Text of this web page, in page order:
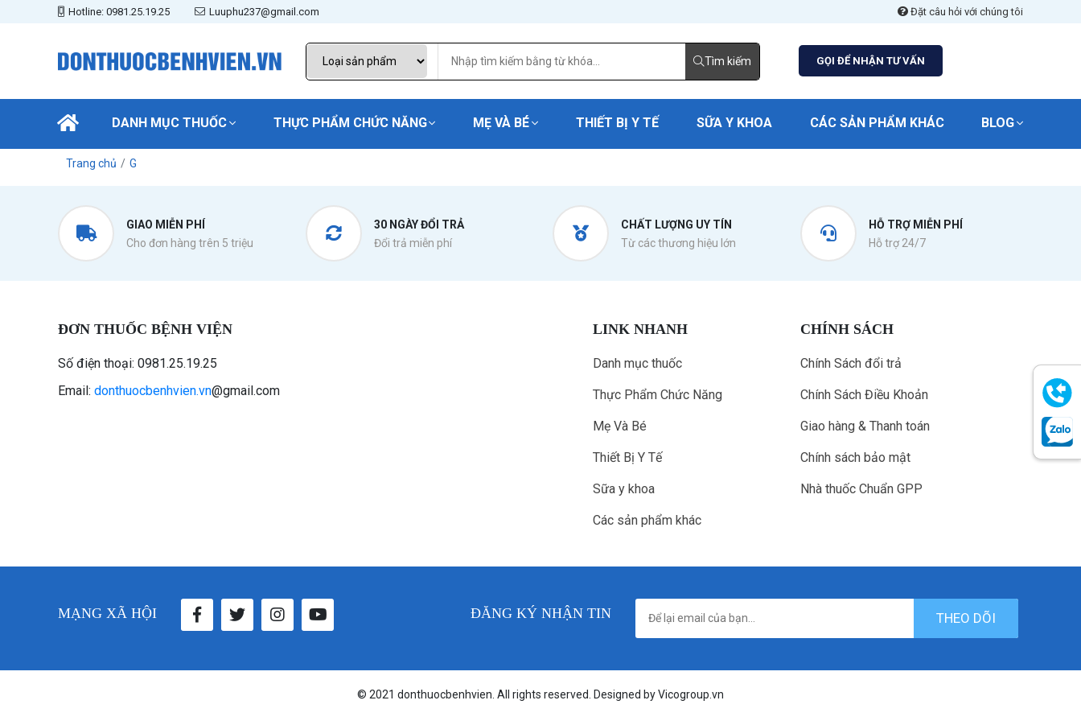
Hotline: 0981.25.19.25 Luuphu237@gmail.com Đặt câu hỏi với chúng tôi
Tìm kiếm GỌI ĐỂ NHẬN TƯ VẤN
DANH MỤC THUỐC THỰC PHẨM CHỨC NĂNG MẸ VÀ BÉ THIẾT BỊ Y TẾ SỮA Y KHOA CÁC SẢN PHẨM KHÁC BLOG
Trang chủ G
GIAO MIỄN PHÍ
Cho đơn hàng trên 5 triệu
30 NGÀY ĐỔI TRẢ
Đổi trả miễn phí
CHẤT LƯỢNG UY TÍN
Từ các thương hiệu lớn
HỖ TRỢ MIỄN PHÍ
Hỗ trợ 24/7
ĐƠN THUỐC BỆNH VIỆN
Số điện thoại: 0981.25.19.25
Email: donthuocbenhvien.vn@gmail.com
LINK NHANH
Danh mục thuốc
Thực Phẩm Chức Năng
Mẹ Và Bé
Thiết Bị Y Tế
Sữa y khoa
Các sản phẩm khác
CHÍNH SÁCH
Chính Sách đổi trả
Chính Sách Điều Khoản
Giao hàng & Thanh toán
Chính sách bảo mật
Nhà thuốc Chuẩn GPP
MẠNG XÃ HỘI ĐĂNG KÝ NHẬN TIN THEO DÕI
© 2021 donthuocbenhvien. All rights reserved. Designed by Vicogroup.vn